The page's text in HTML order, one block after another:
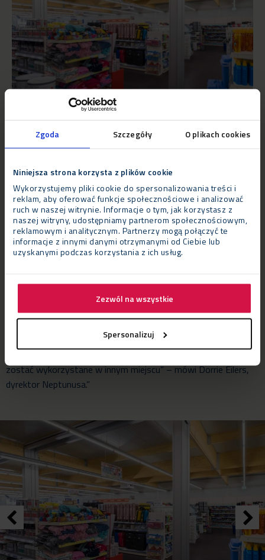
Zgoda Szczegóły O plikach cookies
Niniejsza strona korzysta z plików cookie
Wykorzystujemy pliki cookie do spersonalizowania treści i
reklam, aby oferować funkcje społecznościowe i analizować
ruch w naszej witrynie. Informacje o tym, jak korzystasz z
naszej witryny, udostępniamy partnerom społecznościowym,
reklamowym i analitycznym. Partnerzy mogą połączyć te
informacje z innymi danymi otrzymanymi od Ciebie lub
uzyskanymi podczas korzystania z ich usług.
Zezwól na wszystkie
Spersonalizuj
Wyzwanie
Ważną częścią projektu było zapewnienie ciągłości pracy sklepu.
na parkingu, Action funkcjonował bez przeszkód w starym
budynku. Wyposażenie zostało dostarczone na miejsce, a
podczas trwania prac konstruktorskich dbano o niezakłócanie
spokoju personelowi Action i jego klientom.
Werdykt
dla supermarketów lub sklepów detalicznych. Zapewniają
dodatkową przestrzeń by sprostać szybkiemu rozwojowi lub
umożliwiają sprzedawcom ciągłość pracy, gdy pojawią się
utrudnienia takie jak pożary, powodzie lub prace renowacyjne
stałych budynków. Systemy Flex2Shop to elastyczne i
modułowe budynki tymczasowe, które po demontażu mogą
zostać wykorzystane w innym miejscu” – mówi Dorrie Eilers,
dyrektor Neptunusa.”